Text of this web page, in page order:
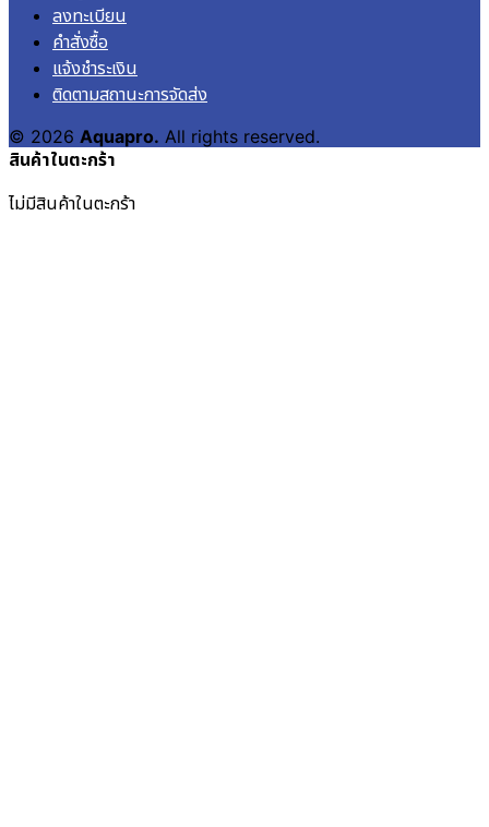
ลงทะเบียน
คำสั่งซื้อ
แจ้งชำระเงิน
ติดตามสถานะการจัดส่ง
© 2026 Aquapro. All rights reserved.
สินค้าในตะกร้า
ไม่มีสินค้าในตะกร้า